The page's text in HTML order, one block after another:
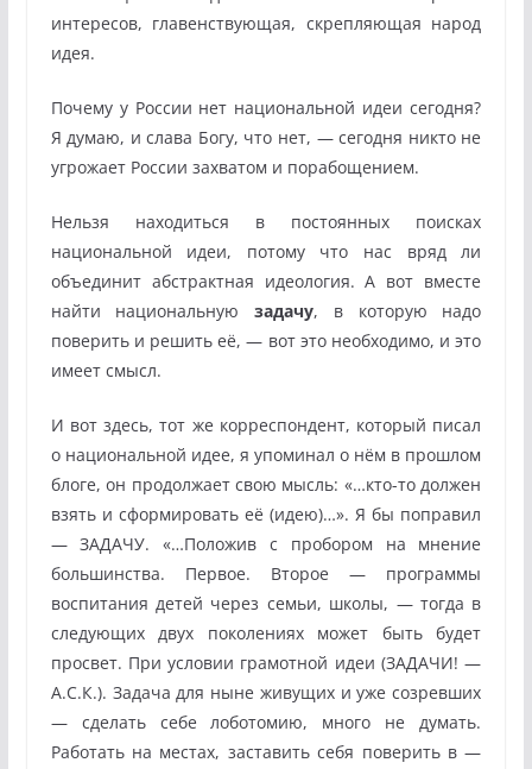
интересов, главенствующая, скрепляющая народ
идея.
Почему у России нет национальной идеи сегодня?
Я думаю, и слава Богу, что нет, — сегодня никто не
угрожает России захватом и порабощением.
Нельзя находиться в постоянных поисках
национальной идеи, потому что нас вряд ли
объединит абстрактная идеология. А вот вместе
найти национальнуюзадачу, в которую надо
поверить и решить её, — вот это необходимо, и это
имеет смысл.
И вот здесь, тот же корреспондент, который писал
о национальной идее, я упоминал о нём в прошлом
блоге, он продолжает свою мысль: «…кто-то должен
взять и сформировать её (идею)…». Я бы поправил
— ЗАДАЧУ. «…Положив с пробором на мнение
большинства. Первое. Второе — программы
воспитания детей через семьи, школы, — тогда в
следующих двух поколениях может быть будет
просвет. При условии грамотной идеи (ЗАДАЧИ! —
А.С.К.). Задача для ныне живущих и уже созревших
— сделать себе лоботомию, много не думать.
Работать на местах, заставить себя поверить в —